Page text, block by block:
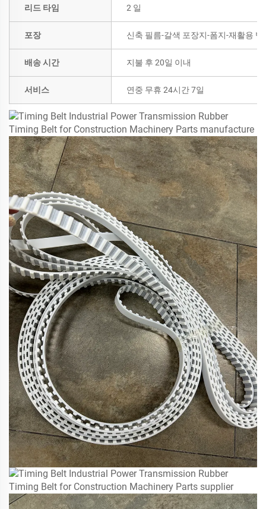
리드 타임 2 일
포장 신축 필름-갈색 포장지-폼지-재활용 벨
배송 시간 지불 후 20일 이내
서비스 연중 무휴 24시간 7일